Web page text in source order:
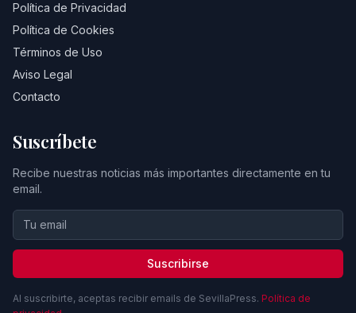
Política de Privacidad
Política de Cookies
Términos de Uso
Aviso Legal
Contacto
Suscríbete
Recibe nuestras noticias más importantes directamente en tu
email.
Suscribirse
Al suscribirte, aceptas recibir emails de SevillaPress. Política de